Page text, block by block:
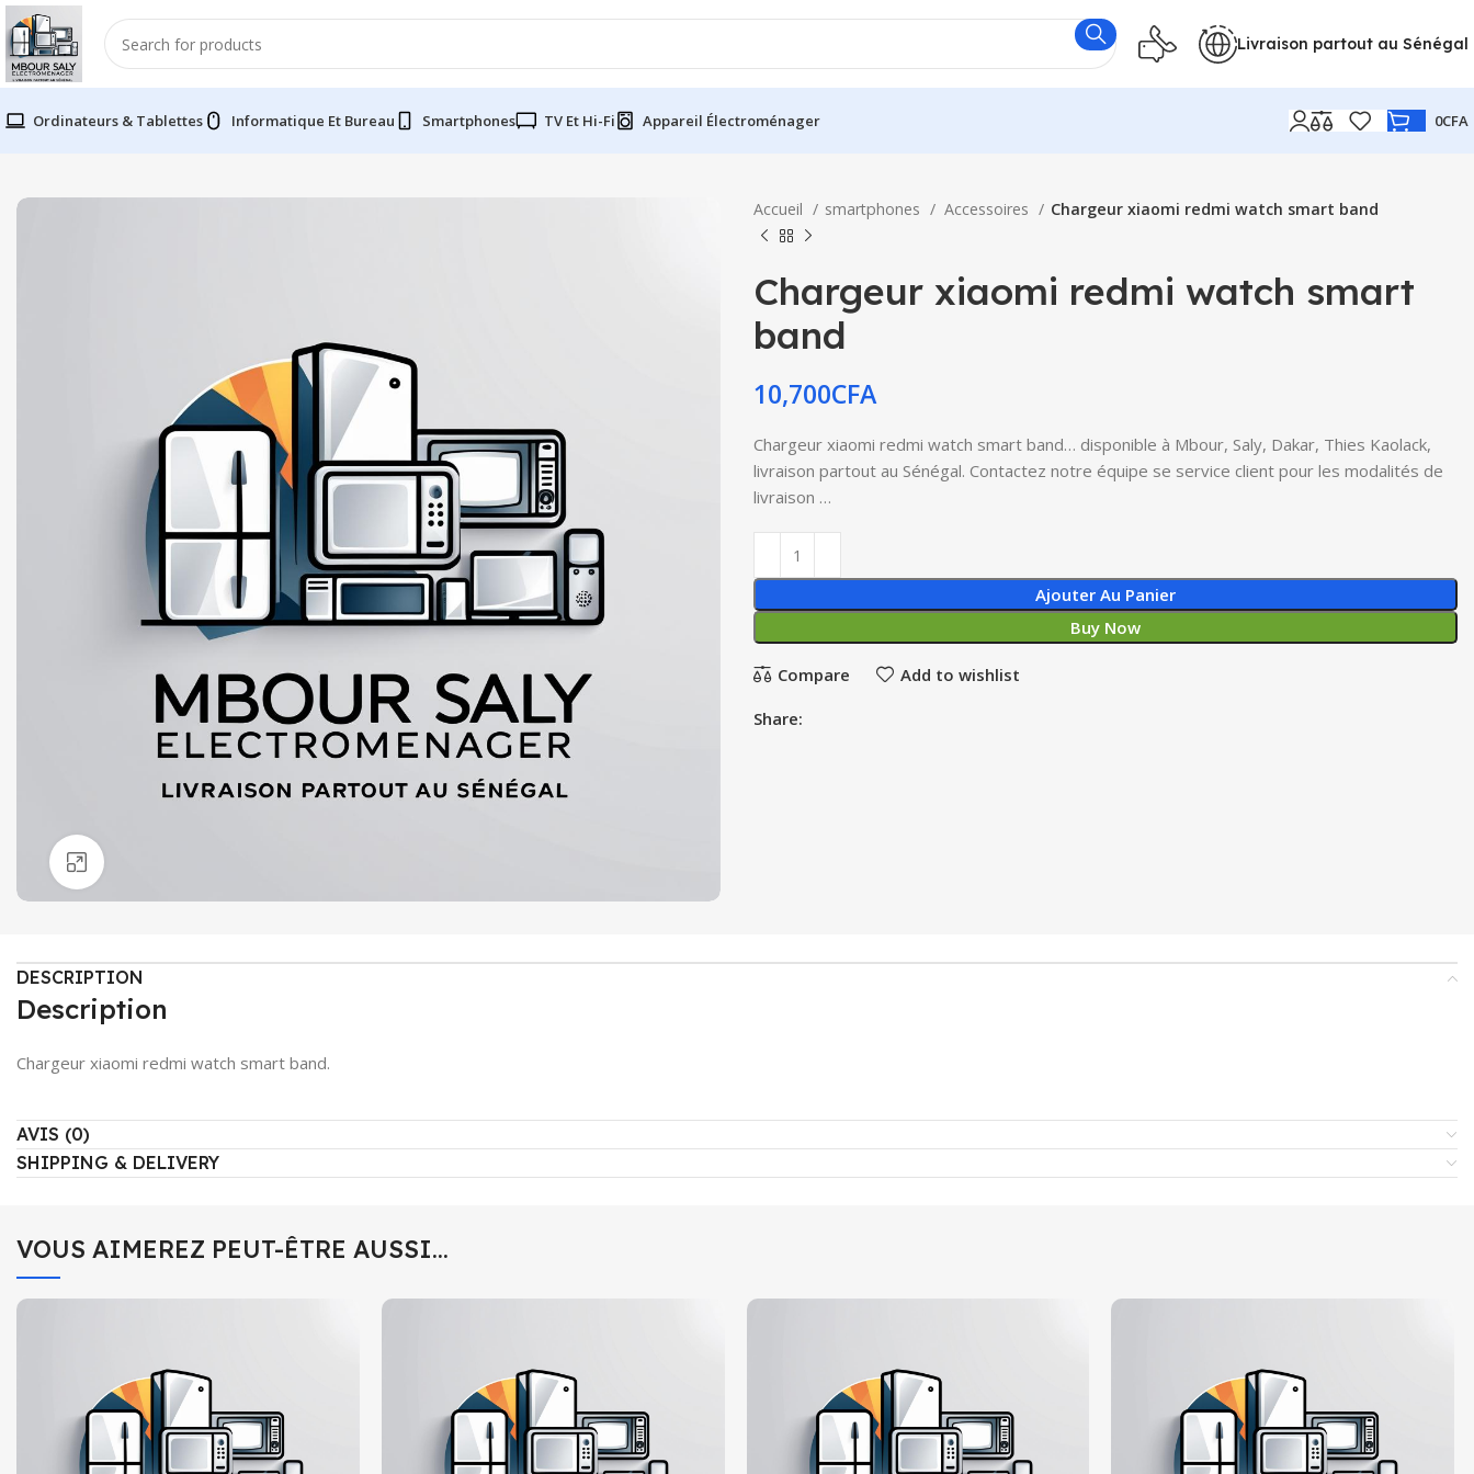
Livraison partout au Sénégal
Ordinateurs & Tablettes Informatique Et Bureau Smartphones TV Et Hi-Fi Appareil Électroménager 0CFA
Accueil smartphones Accessoires Chargeur xiaomi redmi watch smart band
Chargeur xiaomi redmi watch smart
band
10,700CFA
Chargeur xiaomi redmi watch smart band… disponible à Mbour, Saly, Dakar, Thies Kaolack,
livraison partout au Sénégal. Contactez notre équipe se service client pour les modalités de
livraison …
Ajouter Au Panier
Buy Now
Compare Add to wishlist
Share:
DESCRIPTION
Description
Chargeur xiaomi redmi watch smart band.
AVIS (0)
SHIPPING & DELIVERY
VOUS AIMEREZ PEUT-ÊTRE AUSSI…